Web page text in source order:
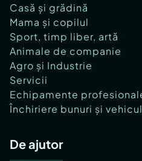
Casă și grădină
Mama și copilul
Sport, timp liber, artă
Animale de companie
Agro și Industrie
Servicii
Echipamente
Închiriere bunuri și
De ajutor